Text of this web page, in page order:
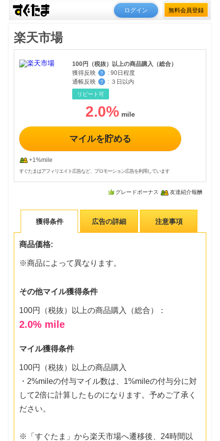
ログイン 無料会員登録
楽天市場
100円（税抜）以上の商品購入（総合）
獲得反映
？ : 90日程度
通帳反映
？ : ３日以内
リピート可
2.0%
マイルを貯める
+1%mile
すぐたまはアフィリエイト広告など、プロモーション広告を利用しています
グレードボーナス 友達紹介報酬
獲得条件 広告の詳細 注意事項
商品価格:
※商品によって異なります。
その他マイル獲得条件
100円（税抜）以上の商品購入（総合）：
2.0% mile
マイル獲得条件
100円（税抜）以上の商品購入
・2%mileの付与マイル数は、1%mileの付与分に対
して2倍に計算したものになります。予めご了承く
ださい。
※「すぐたま」から楽天市場へ遷移後、24時間以